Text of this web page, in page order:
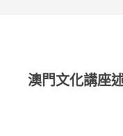
澳門文化講座